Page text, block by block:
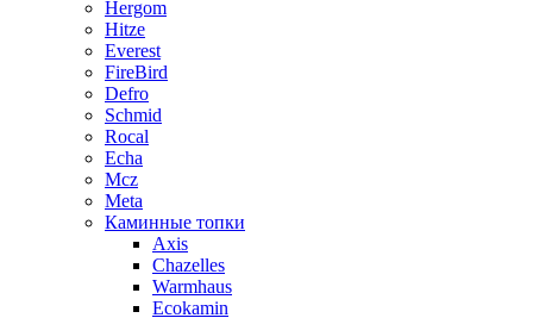
Hergom
Hitze
Everest
FireBird
Defro
Schmid
Rocal
Echa
Mcz
Meta
Каминные топки
Axis
Chazelles
Warmhaus
Ecokamin